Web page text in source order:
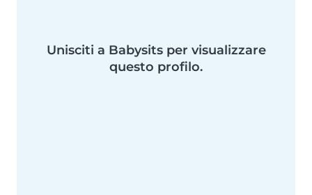
Unisciti a Babysits per visualizzare
questo profilo.